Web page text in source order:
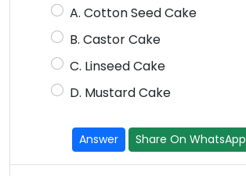
A. Cotton Seed Cake
B. Castor Cake
C. Linseed Cake
D. Mustard Cake
Answer Share On WhatsApp